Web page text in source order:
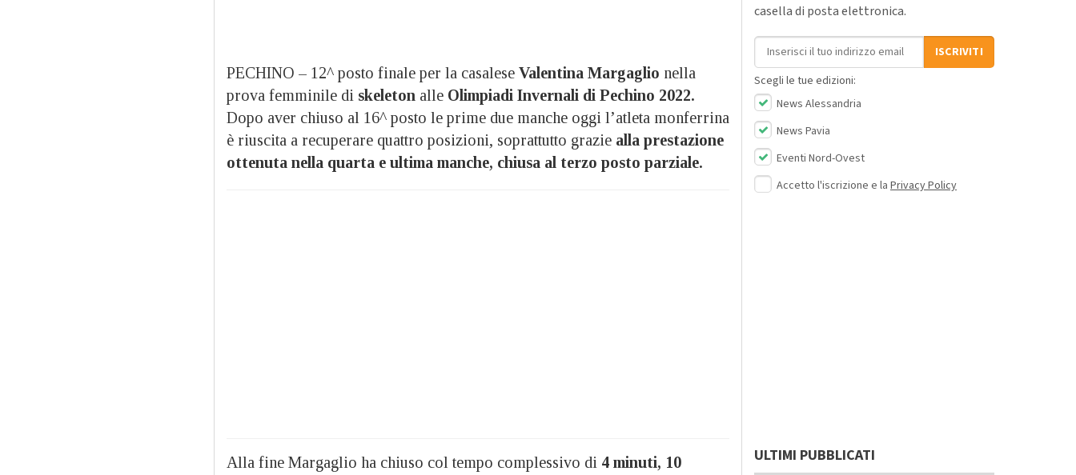
PECHINO – 12^ posto finale per la casalese Valentina Margaglio nella
prova femminile di skeleton alle Olimpiadi Invernali di Pechino 2022.
Dopo aver chiuso al 16^ posto le prime due manche oggi l’atleta monferrina
è riuscita a recuperare quattro posizioni, soprattutto grazie alla prestazione
ottenuta nella quarta e ultima manche, chiusa al terzo posto parziale.
Alla fine Margaglio ha chiuso col tempo complessivo di 4 minuti, 10
casella di posta elettronica.
Indirizzo email
ISCRIVITI
Scegli le tue edizioni:
News Alessandria
News Pavia
Eventi Nord-Ovest
Accetto l'iscrizione e la Privacy Policy
ULTIMI PUBBLICATI